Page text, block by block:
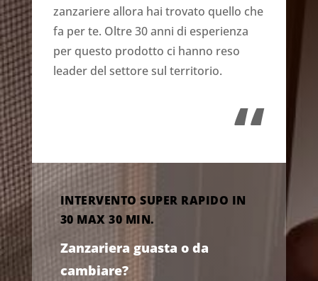
zanzariere allora hai trovato quello che
fa per te. Oltre 30 anni di esperienza
per questo prodotto ci hanno reso
leader del settore sul territorio.
“
INTERVENTO SUPER RAPIDO IN
30 MAX 30 MIN.
Zanzariera guasta o da
cambiare?